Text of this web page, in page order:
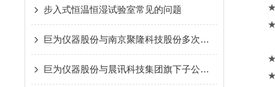
步入式恒温恒湿试验室常见的问题
巨为仪器股份与南京聚隆科技股份多次牵手合作
巨为仪器股份与晨讯科技集团旗下子公司牵手合作
★1）
★2）
★2.